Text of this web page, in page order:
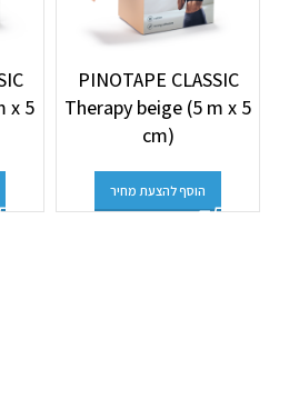
PINOTAPE CLASSIC
Therapy beige (5 m x 5
cm)
הוסף להצעת מחיר
x 5